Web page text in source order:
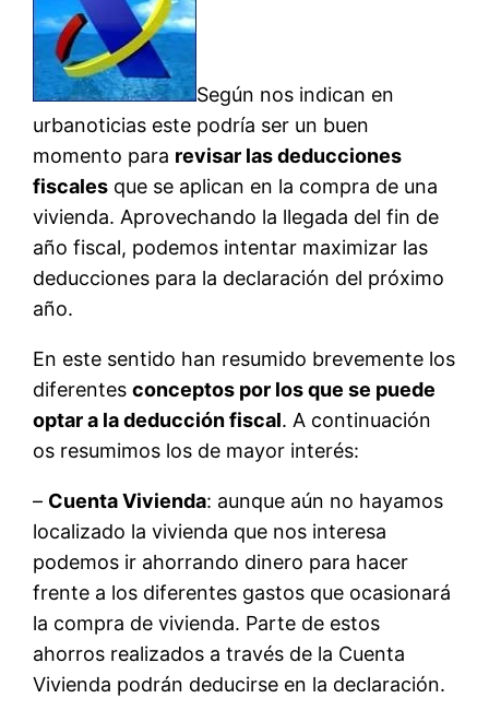
Según nos indican en
urbanoticias este podría ser un buen
momento para revisar las deducciones
fiscales que se aplican en la compra de una
vivienda. Aprovechando la llegada del fin de
año fiscal, podemos intentar maximizar las
deducciones para la declaración del próximo
año.
En este sentido han resumido brevemente los
diferentesconceptos por los que se puede
optar a la deducción fiscal. A continuación
os resumimos los de mayor interés:
– Cuenta Vivienda: aunque aún no hayamos
localizado la vivienda que nos interesa
podemos ir ahorrando dinero para hacer
frente a los diferentes gastos que ocasionará
la compra de vivienda. Parte de estos
ahorros realizados a través de la Cuenta
Vivienda podrán deducirse en la declaración.